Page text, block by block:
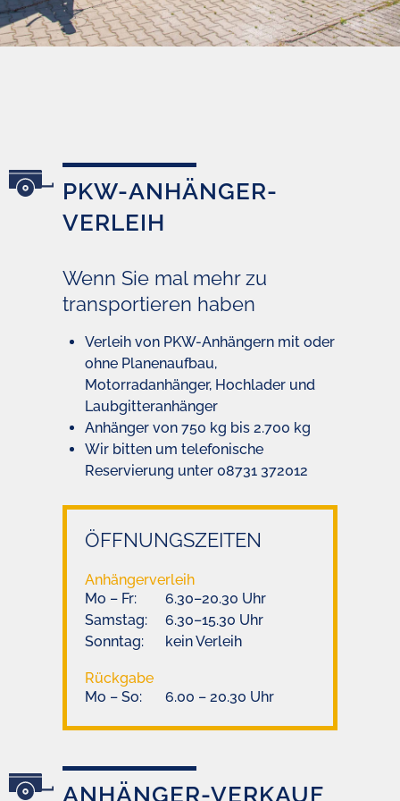
PKW-ANHÄNGER-
VERLEIH
Wenn Sie mal mehr zu
transportieren haben
Verleih von PKW-Anhängern mit oder
ohne Planenaufbau,
Motorradanhänger, Hochlader und
Laubgitteranhänger
Anhänger von 750 kg bis 2.700 kg
Wir bitten um telefonische
Reservierung unter 08731 372012
ÖFFNUNGSZEITEN
Anhängerverleih
Mo – Fr:
6.30–20.30 Uhr
Samstag:
6.30–15.30 Uhr
Sonntag:
kein Verleih
Rückgabe
Mo – So:
6.00 – 20.30 Uhr
ANHÄNGER-VERKAUF